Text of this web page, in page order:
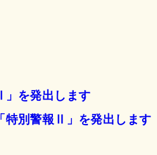
」を発出します
特別警報Ⅱ」を発出します